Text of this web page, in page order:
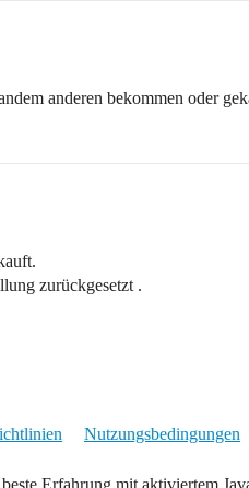
anderen bekommen oder
zurückgesetzt .
Nutzungsbedingungen
, beste Erfahrung mit aktiviertem